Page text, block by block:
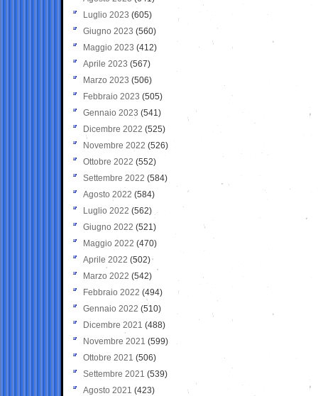
Luglio 2023 (605)
Giugno 2023 (560)
Maggio 2023 (412)
Aprile 2023 (567)
Marzo 2023 (506)
Febbraio 2023 (505)
Gennaio 2023 (541)
Dicembre 2022 (525)
Novembre 2022 (526)
Ottobre 2022 (552)
Settembre 2022 (584)
Agosto 2022 (584)
Luglio 2022 (562)
Giugno 2022 (521)
Maggio 2022 (470)
Aprile 2022 (502)
Marzo 2022 (542)
Febbraio 2022 (494)
Gennaio 2022 (510)
Dicembre 2021 (488)
Novembre 2021 (599)
Ottobre 2021 (506)
Settembre 2021 (539)
Agosto 2021 (423)